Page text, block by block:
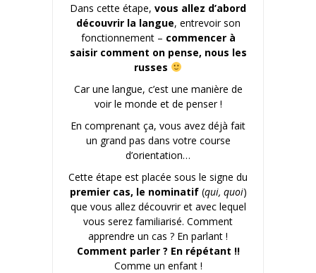
Dans cette étape, vous allez d’abord
découvrir la langue, entrevoir son
fonctionnement – commencer à
saisir comment on pense, nous les
russes
Car une langue, c’est une manière de
voir le monde et de penser !
En comprenant ça, vous avez déjà fait
un grand pas dans votre course
d’orientation…
Cette étape est placée sous le signe du
premier cas, le nominatif(qui, quoi)
que vous allez découvrir et avec lequel
vous serez familiarisé. Comment
apprendre un cas ? En parlant !
Comment parler ? En répétant !!
Comme un enfant !